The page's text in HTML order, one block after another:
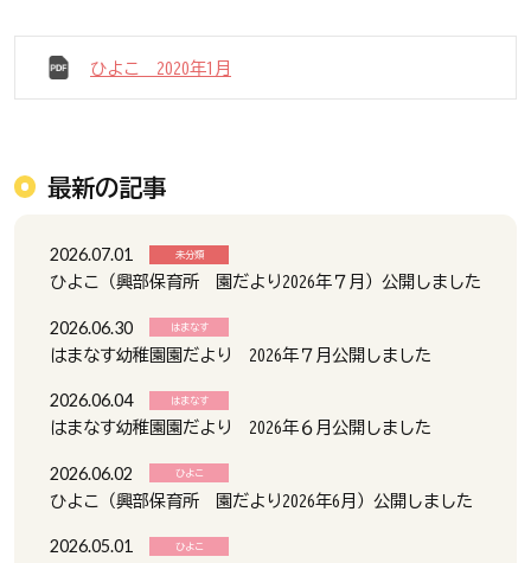
ひよこ 2020年1月
最新の記事
2026.07.01 未分類
ひよこ（興部保育所 園だより2026年７月）公開しました
2026.06.30 はまなす
はまなす幼稚園園だより 2026年７月公開しました
2026.06.04 はまなす
はまなす幼稚園園だより 2026年６月公開しました
2026.06.02 ひよこ
ひよこ（興部保育所 園だより2026年6月）公開しました
2026.05.01 ひよこ